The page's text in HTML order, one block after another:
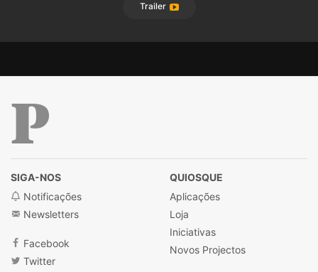
Trailer
SIGA-NOS
Notificações
Newsletters
Facebook
Twitter
QUIOSQUE
Aplicações
Loja
Iniciativas
Novos Projectos